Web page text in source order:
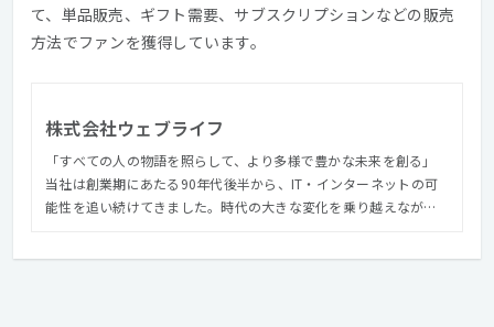
て、単品販売、ギフト需要、サブスクリプションなどの販売
方法でファンを獲得しています。
株式会社ウェブライフ
「すべての人の物語を照らして、より多様で豊かな未来を創る」
当社は創業期にあたる90年代後半から、IT・インターネットの可
能性を追い続けてきました。時代の大きな変化を乗り越えなが